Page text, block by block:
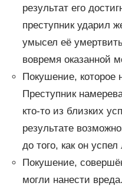
результат его
преступник ударил
умысел её
вовремя оказанной
Покушение, которое
Преступник
кто-то из близких
результате
до того, как он
Покушение,
могли нанести